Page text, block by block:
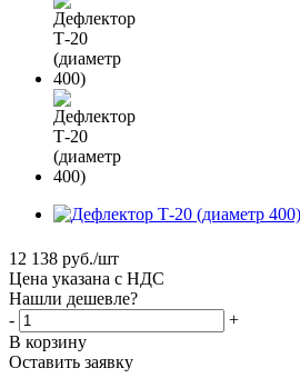
12 138 руб./шт
Цена указана с НДС
Нашли дешевле?
-
+
В корзину
Оставить заявку